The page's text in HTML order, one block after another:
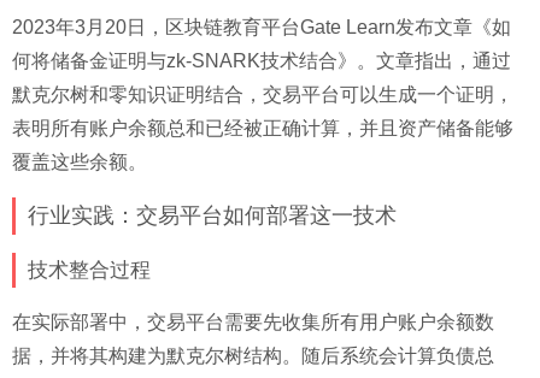
2023年3月20日，区块链教育平台Gate Learn发布文章《如
何将储备金证明与zk-SNARK技术结合》。文章指出，通过
默克尔树和零知识证明结合，交易平台可以生成一个证明，
表明所有账户余额总和已经被正确计算，并且资产储备能够
覆盖这些余额。
行业实践：交易平台如何部署这一技术
技术整合过程
在实际部署中，交易平台需要先收集所有用户账户余额数
据，并将其构建为默克尔树结构。随后系统会计算负债总